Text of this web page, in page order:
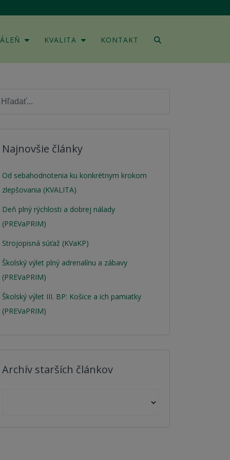
KVALITA KONTAKT
Najnovšie články
Od sebahodnotenia ku konkrétnym krokom
zlepšovania (KVALITA)
Deň plný rýchlosti a dobrej nálady
(PREVaPRIM)
Strojopisná súťaž (KVaKP)
Školský výlet plný adrenalínu a zábavy
(PREVaPRIM)
Školský výlet III. BP: Košice a ich pamiatky
(PREVaPRIM)
Archív starších článkov